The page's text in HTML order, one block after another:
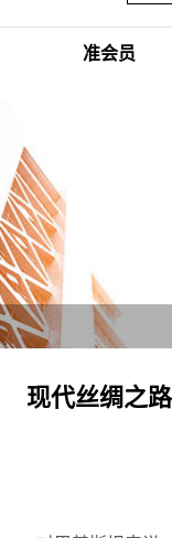
准会员
现代丝绸之